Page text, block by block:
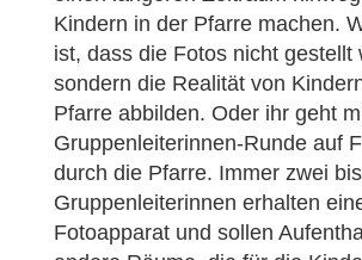
Kindern in der Pfarre machen.
ist, dass die Fotos nicht gestellt
sondern die Realität von
Pfarre abbilden. Oder ihr geht
Gruppenleiterinnen-Runde auf
durch die Pfarre. Immer zwei
Gruppenleiterinnen erhalten
Fotoapparat und sollen